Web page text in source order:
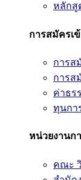
หลักสู
การสมัครเ
การส
การส
ค่าธร
ทุนกา
หน่วยงานก
คณะ